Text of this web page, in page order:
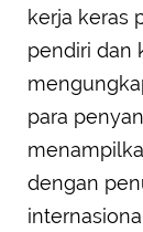
kerja keras
pendiri dan
para
dengan